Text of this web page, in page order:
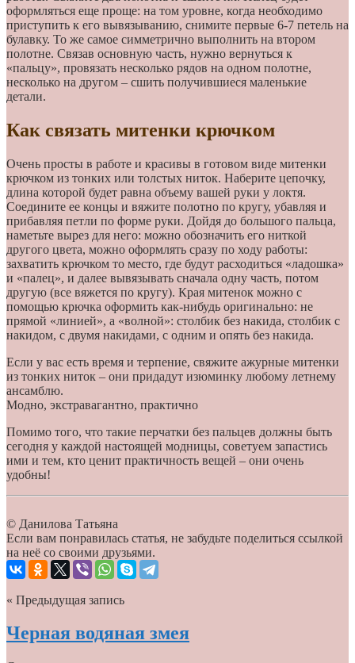
оформляться еще проще: на том уровне, когда необходимо
приступить к его вывязыванию, снимите первые 6-7 петель на
булавку. То же самое симметрично выполнить на втором
полотне. Связав основную часть, нужно вернуться к
«пальцу», провязать несколько рядов на одном полотне,
несколько на другом – сшить получившиеся маленькие
детали.
Как связать митенки крючком
Очень просты в работе и красивы в готовом виде митенки
крючком из тонких или толстых ниток. Наберите цепочку,
длина которой будет равна объему вашей руки у локтя.
Соедините ее концы и вяжите полотно по кругу, убавляя и
прибавляя петли по форме руки. Дойдя до большого пальца,
наметьте вырез для него: можно обозначить его ниткой
другого цвета, можно оформлять сразу по ходу работы:
захватить крючком то место, где будут расходиться «ладошка»
и «палец», и далее вывязывать сначала одну часть, потом
другую (все вяжется по кругу). Края митенок можно с
помощью крючка оформить как-нибудь оригинально: не
прямой «линией», а «волной»: столбик без накида, столбик с
накидом, с двумя накидами, с одним и опять без накида.
Если у вас есть время и терпение, свяжите ажурные митенки
из тонких ниток – они придадут изюминку любому летнему
ансамблю.
Модно, экстравагантно, практично
Помимо того, что такие перчатки без пальцев должны быть
сегодня у каждой настоящей модницы, советуем запастись
ими и тем, кто ценит практичность вещей – они очень
удобны!
© Данилова Татьяна
Если вам понравилась статья, не забудьте поделиться ссылкой
на неё со своими друзьями.
« Предыдущая запись
Черная водяная змея